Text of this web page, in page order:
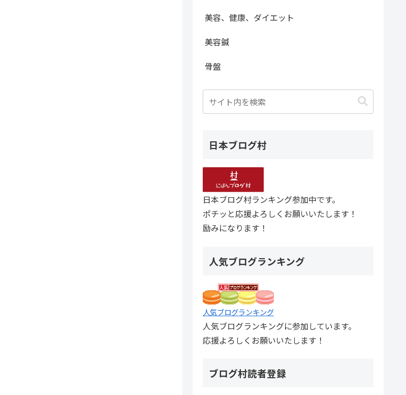
美容、健康、ダイエット
美容鍼
骨盤
日本ブログ村
日本ブログ村ランキング参加中です。
ポチッと応援よろしくお願いいたします！
励みになります！
人気ブログランキング
人気ブログランキング
人気ブログランキングに参加しています。
応援よろしくお願いいたします！
ブログ村読者登録